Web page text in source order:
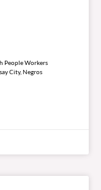
People Workers
City, Negros